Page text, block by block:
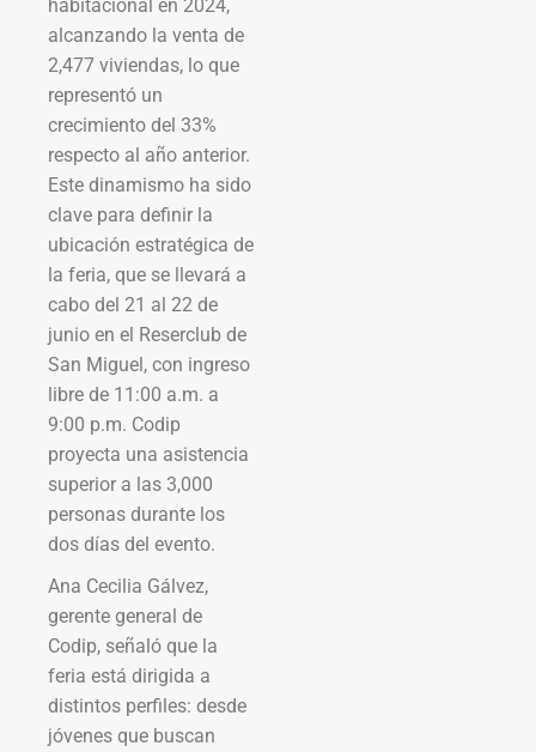
habitacional en 2024,
alcanzando la venta de
2,477 viviendas, lo que
representó un
crecimiento del 33%
respecto al año anterior.
Este dinamismo ha sido
clave para definir la
ubicación estratégica de
la feria, que se llevará a
cabo del 21 al 22 de
junio en el Reserclub de
San Miguel, con ingreso
libre de 11:00 a.m. a
9:00 p.m. Codip
proyecta una asistencia
superior a las 3,000
personas durante los
dos días del evento.
Ana Cecilia Gálvez,
gerente general de
Codip, señaló que la
feria está dirigida a
distintos perfiles: desde
jóvenes que buscan